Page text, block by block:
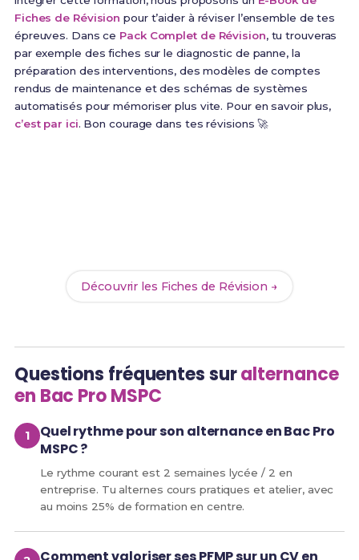
Fiches de Révision pour t’aider à réviser l’ensemble de tes
épreuves. Dans ce Pack Complet de Révision, tu trouveras
par exemple des fiches sur le diagnostic de panne, la
préparation des interventions, des modèles de comptes
rendus de maintenance et des schémas de systèmes
automatisés pour mémoriser plus vite. Pour en savoir plus,
c’est par ici. Bon courage dans tes révisions 🚀
Découvrir les Fiches de Révision →
Questions fréquentes suralternance
en Bac Pro MSPC
Quel rythme pour son alternance en Bac Pro
MSPC ?
Le rythme courant est 2 semaines lycée / 2 en
entreprise. Tu alternes cours pratiques et atelier, avec
au moins 25% de formation en centre.